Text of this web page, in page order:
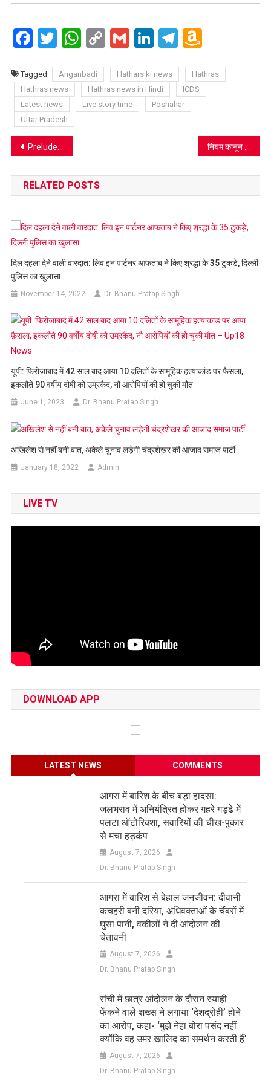
Facebook
TwitterWhatsApp
CopyGmailLinkedIn
Telegram
List
Tagged Anganbadi Hathars ki news
Hathras
Hathras news
Hathras news in Hindi
ICDS
Latest news
Live story time
Poshahar
Uttar Pradesh
Post
navigation
Prelude Public school में डॉ. सुशील गुप्ता ने विद्यार्थियों से कही ये बात नियम कानून तो आम आदमी के लिए होत हैं विधायक के लिए नहीं
RELATED POSTS
दिल दहला देने वाली वारदात: लिव इन पार्टनर आफताब ने किए श्रद्धा के 35 टुकड़े, दिल्‍ली
पुलिस का खुलासा
November 14, 2022 Dr. Bhanu Pratap Singh
यूपी: फिरोजाबाद में 42 साल बाद आया 10 दलितों के सामूहिक हत्याकांड पर फैसला,
इकलौते 90 वर्षीय दोषी को उम्रकैद, नौ आरोपियों की हो चुकी मौत
June 1, 2023 Dr. Bhanu Pratap Singh
अखिलेश से नहीं बनी बात, अकेले चुनाव लड़ेगी चंद्रशेखर की आजाद समाज पार्टी
January 18, 2022 Admin
LIVE TV
DOWNLOAD APP
LATEST NEWS COMMENTS
आगरा में बारिश के बीच बड़ा हादसा:
जलभराव में अनियंत्रित होकर गहरे गड्ढे में
पलटा ऑटोरिक्शा, सवारियों की चीख-पुकार
से मचा हड़कंप
August 7, 2026
Dr. Bhanu Pratap Singh
आगरा में बारिश से बेहाल जनजीवन: दीवानी
कचहरी बनी दरिया, अधिवक्ताओं के चैंबरों में
घुसा पानी, वकीलों ने दी आंदोलन की
चेतावनी
August 7, 2026
Dr. Bhanu Pratap Singh
रांची में छात्र आंदोलन के दौरान स्याही
फेंकने वाले शख्स ने लगाया ‘देशद्रोही’ होने
का आरोप, कहा- ‘मुझे नेहा बोरा पसंद नहीं
क्योंकि वह उमर खालिद का समर्थन करती हैं’
August 7, 2026
Dr. Bhanu Pratap Singh